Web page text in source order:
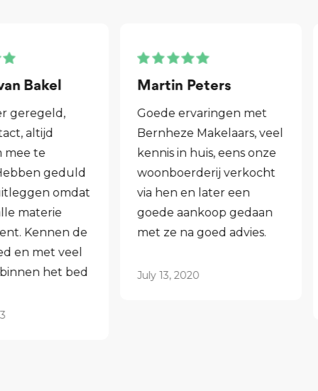
Martin Peters
Goede ervaringen met
Bernheze Makelaars, veel
kennis in huis, eens onze
woonboerderij verkocht
via hen en later een
goede aankoop gedaan
met ze na goed advies.
July 13, 2020
Henk van
Fijne makelaar.
al mijn 2e
hen laten
ook een woning
aankopen.
Laagdrempelig
professioneel, ik